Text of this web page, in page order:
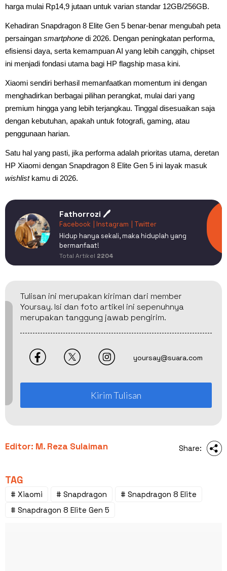
harga mulai Rp14,9 jutaan untuk varian standar 12GB/256GB.
Kehadiran Snapdragon 8 Elite Gen 5 benar-benar mengubah peta
persaingan smartphone di 2026. Dengan peningkatan performa,
efisiensi daya, serta kemampuan AI yang lebih canggih, chipset
ini menjadi fondasi utama bagi HP flagship masa kini.
Xiaomi sendiri berhasil memanfaatkan momentum ini dengan
menghadirkan berbagai pilihan perangkat, mulai dari yang
premium hingga yang lebih terjangkau. Tinggal disesuaikan saja
dengan kebutuhan, apakah untuk fotografi, gaming, atau
penggunaan harian.
Satu hal yang pasti, jika performa adalah prioritas utama, deretan
HP Xiaomi dengan Snapdragon 8 Elite Gen 5 ini layak masuk
wishlistkamu di 2026.
Fathorrozi 🖊️
Facebook | Instagram
| Twitter
Hidup hanya sekali, maka hiduplah yang
bermanfaat!
Total Artikel 2204
Tulisan ini merupakan kiriman dari member
Yoursay. Isi dan foto artikel ini sepenuhnya
merupakan tanggung jawab pengirim.
yoursay@suara.com
Kirim Tulisan
Editor: M. Reza Sulaiman Share:
TAG
# Xiaomi # Snapdragon
# Snapdragon 8 Elite
# Snapdragon 8 Elite Gen 5